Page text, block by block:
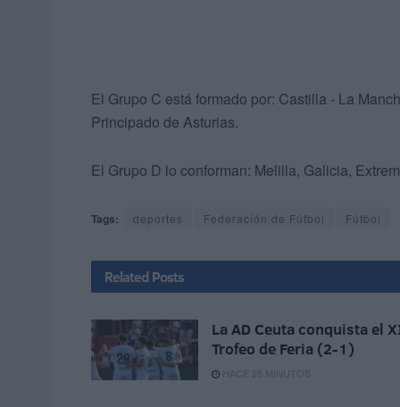
El Grupo C está formado por: Castilla - La
Principado de Asturias.
El Grupo D lo conforman: Melilla, Galicia,
Tags: deportes Federación de Fútbol Fútbol
Related Posts
La AD Ceuta conquista el
Trofeo de Feria (2-1)
HACE 25 MINUTOS